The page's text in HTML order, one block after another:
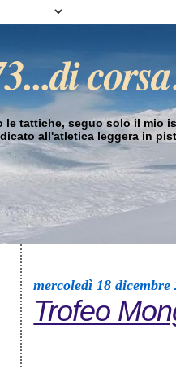
le tattiche, seguo solo il mio
all'atletica leggera in
mercoledì 18 dicembre
Trofeo